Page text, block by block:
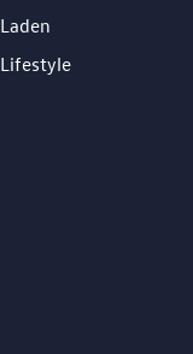
Laden
Lifestyle